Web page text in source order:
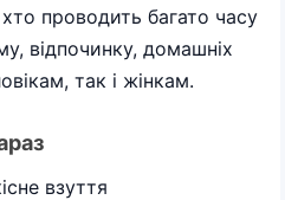
проводить багато часу
відпочинку, домашніх
так і жінкам.
взуття